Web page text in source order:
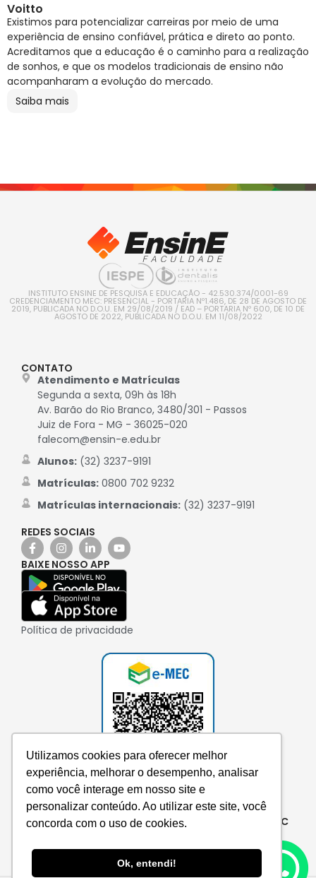
Utilizamos cookies para oferecer melhor
experiência, melhorar o desempenho, analisar
como você interage em nosso site e
personalizar conteúdo. Ao utilizar este site, você
concorda com o uso de cookies.
Ok, entendi!
Voitto
Existimos para potencializar carreiras por meio de uma
experiência de ensino confiável, prática e direto ao ponto.
Acreditamos que a educação é o caminho para a realização
de sonhos, e que os modelos tradicionais de ensino não
acompanharam a evolução do mercado.
Saiba mais
INSTITUTO ENSINE DE PESQUISA E EDUCAÇÃO - 42.530.374/0001-69
CREDENCIAMENTO MEC: PRESENCIAL - PORTARIA Nº1.486, DE 28 DE AGOSTO DE
2019, PUBLICADA NO D.O.U. EM 29/08/2019 / EAD – PORTARIA Nº 600, DE 10 DE
AGOSTO DE 2022, PUBLICADA NO D.O.U. EM 11/08/2022
CONTATO
Atendimento e Matrículas
Segunda a sexta, 09h às 18h
Av. Barão do Rio Branco, 3480/301 - Passos
Juiz de Fora - MG - 36025-020
falecom@ensin-e.edu.br
Alunos:(32) 3237-9191
Matrículas:0800 702 9232
Matrículas internacionais:(32) 3237-9191
REDES SOCIAIS
BAIXE NOSSO APP
Política de privacidade
Consulte aqui o cadastro da instituição no e-MEC